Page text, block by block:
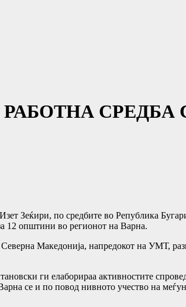
СРЕДБА
Зеќири, по средбите во Република
12 општини во регионот на Варна.
Македонија, напредокот на УМТ,
ги елаборираа активностите
се и по повод нивното учество на